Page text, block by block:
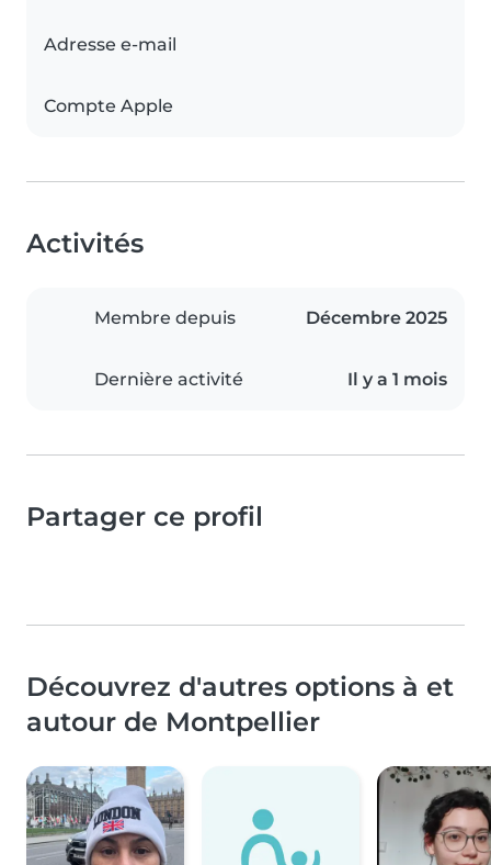
Adresse e-mail
Compte Apple
Activités
Membre depuis Décembre 2025
Dernière activité Il y a 1 mois
Partager ce profil
Découvrez d'autres options à et
autour de Montpellier